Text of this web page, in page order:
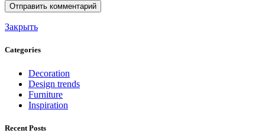
Закрыть
Categories
Decoration
Design trends
Furniture
Inspiration
Recent Posts